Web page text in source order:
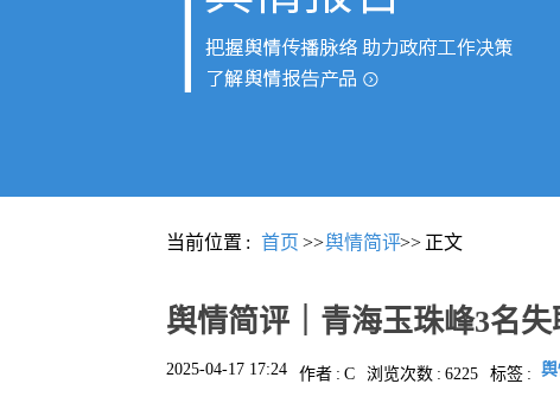
当前位置 : 首页 >>舆情简评>> 正文
舆情简评｜青海玉珠峰3名
2025-04-17 17:24 作者 : C 浏览次数 : 6225 标签 :